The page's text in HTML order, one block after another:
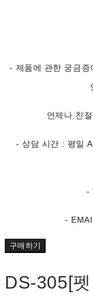
- 제품에 관한 궁금증
언제나 친
- 상담 시간 : 평일
-
-
구매하기
DS-305[